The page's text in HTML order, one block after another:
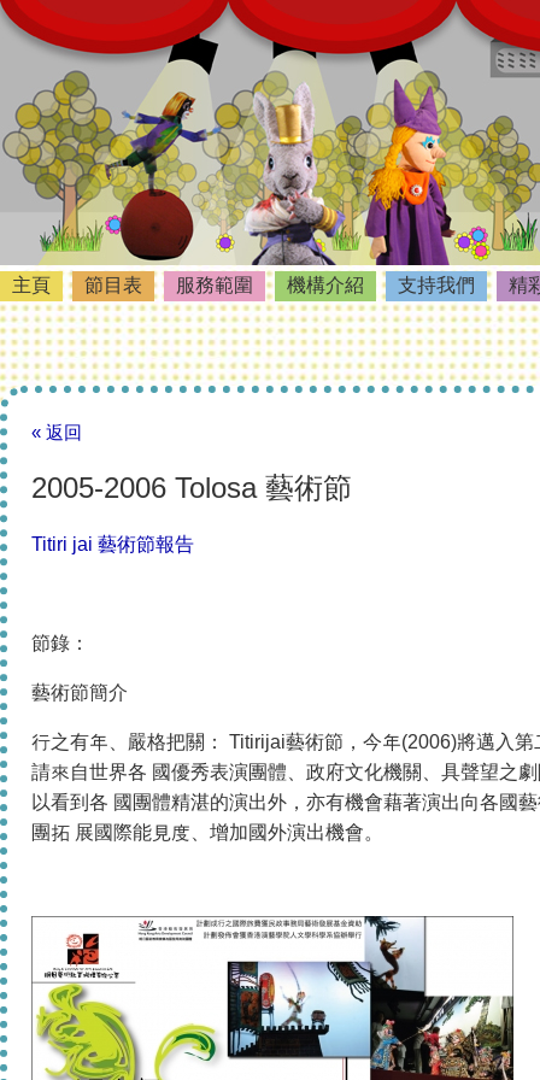
主頁 節目表 服務範圍 機構介紹 支持我們 精
« 返回
2005-2006 Tolosa 藝術節
Titiri jai 藝術節報告
節錄：
藝術節簡介
行之有年、嚴格把關： Titirijai藝術節，今年(2006)將邁入
請來自世界各 國優秀表演團體、政府文化機關、具聲望之
以看到各 國團體精湛的演出外，亦有機會藉著演出向各國
團拓 展國際能見度、增加國外演出機會。